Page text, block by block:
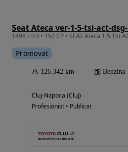
Seat Ateca ver-1-5-tsi-act-
1498 cm3 • 150 CP • SEAT Ateca 1.5 TSI
Promovat
126 342 km Benzina
Cluj-Napoca (Cluj)
Profesionist • Publicat